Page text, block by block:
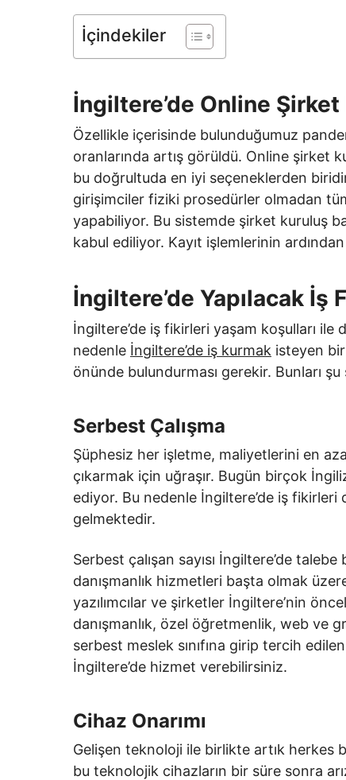
İçindekiler
İngiltere’de Online
Özellikle içerisinde bulunduğumuz
oranlarında artış görüldü. Online şirket
bu doğrultuda en iyi seçeneklerden
girişimciler fiziki prosedürler olmadan
yapabiliyor. Bu sistemde şirket kuruluş
kabul ediliyor. Kayıt işlemlerinin
İngiltere’de Yapılacak
İngiltere’de iş fikirleri yaşam koşulları
nedenle İngiltere’de iş kurmak isteyen
önünde bulundurması gerekir. Bunları
Serbest Çalışma
Şüphesiz her işletme, maliyetlerini en
çıkarmak için uğraşır. Bugün birçok
ediyor. Bu nedenle İngiltere’de iş
gelmektedir.
Serbest çalışan sayısı İngiltere’de
danışmanlık hizmetleri başta olmak
yazılımcılar ve şirketler İngiltere’nin
danışmanlık, özel öğretmenlik, web ve
serbest meslek sınıfına girip tercih
İngiltere’de hizmet verebilirsiniz.
Cihaz Onarımı
Gelişen teknoloji ile birlikte artık herkes
bu teknolojik cihazların bir süre sonra